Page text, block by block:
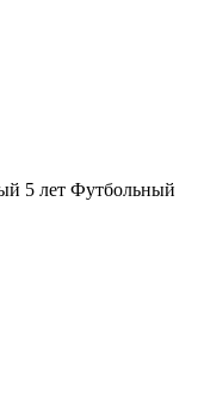
5 лет Футбольный